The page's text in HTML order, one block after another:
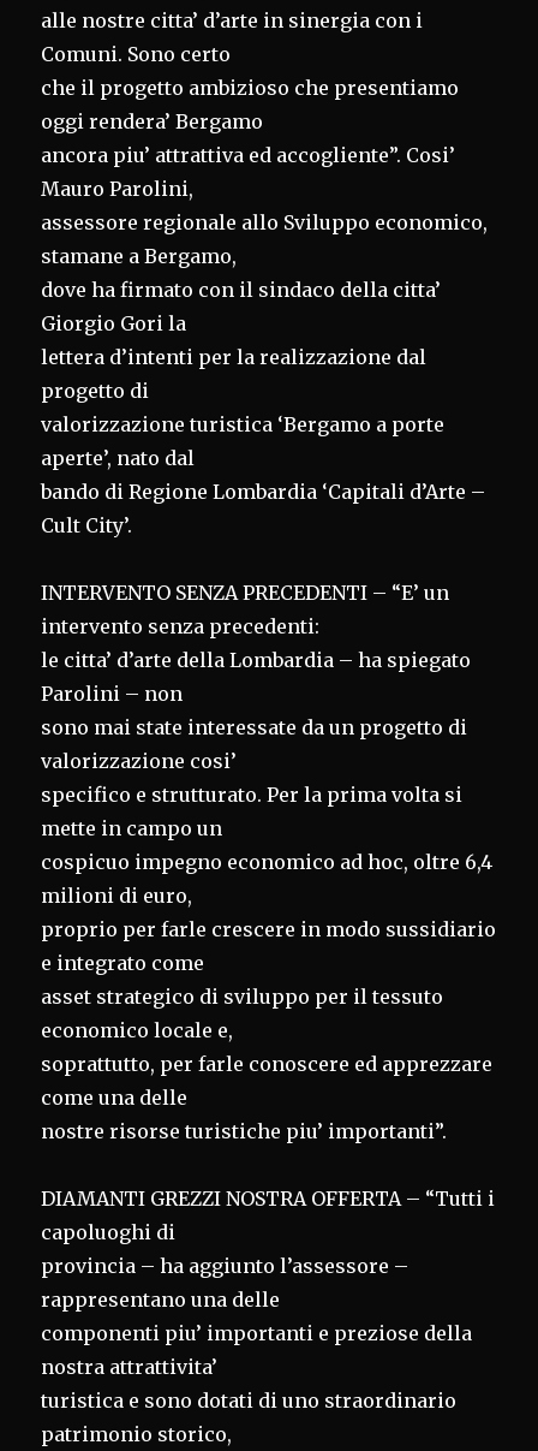
alle nostre citta’ d’arte in sinergia con i
Comuni. Sono certo
che il progetto ambizioso che presentiamo
oggi rendera’ Bergamo
ancora piu’ attrattiva ed accogliente”. Cosi’
Mauro Parolini,
assessore regionale allo Sviluppo economico,
stamane a Bergamo,
dove ha firmato con il sindaco della citta’
Giorgio Gori la
lettera d’intenti per la realizzazione dal
progetto di
valorizzazione turistica ‘Bergamo a porte
aperte’, nato dal
bando di Regione Lombardia ‘Capitali d’Arte –
Cult City’.
INTERVENTO SENZA PRECEDENTI – “E’ un
intervento senza precedenti:
le citta’ d’arte della Lombardia – ha spiegato
Parolini – non
sono mai state interessate da un progetto di
valorizzazione cosi’
specifico e strutturato. Per la prima volta si
mette in campo un
cospicuo impegno economico ad hoc, oltre 6,4
milioni di euro,
proprio per farle crescere in modo sussidiario
e integrato come
asset strategico di sviluppo per il tessuto
economico locale e,
soprattutto, per farle conoscere ed apprezzare
come una delle
nostre risorse turistiche piu’ importanti”.
DIAMANTI GREZZI NOSTRA OFFERTA – “Tutti i
capoluoghi di
provincia – ha aggiunto l’assessore –
rappresentano una delle
componenti piu’ importanti e preziose della
nostra attrattivita’
turistica e sono dotati di uno straordinario
patrimonio storico,